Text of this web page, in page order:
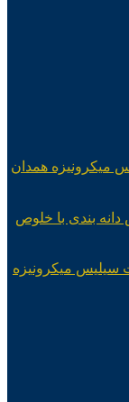
میکرونیزه همدان
بندی با خلوص
سیلیس میکرونیزه